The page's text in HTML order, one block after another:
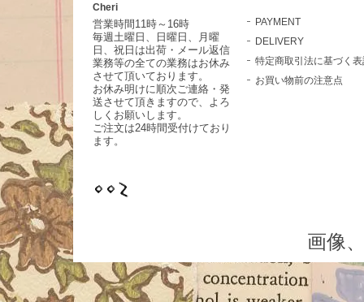
Cheri
営業時間11時～16時
毎週土曜日、日曜日、月曜
日、祝日は出荷・メール返信
業務等の全ての業務はお休み
させて頂いております。
お休み明けに順次ご連絡・発
送させて頂きますので、よろ
しくお願いします。
ご注文は24時間受付けており
ます。
PAYMENT
DELIVERY
特定商取引法に基づく
お買い物前の注意点
画像